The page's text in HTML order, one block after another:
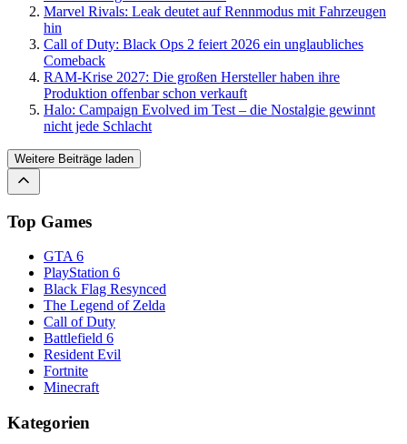
Marvel Rivals: Leak deutet auf Rennmodus mit Fahrzeugen
hin
Call of Duty: Black Ops 2 feiert 2026 ein unglaubliches
Comeback
RAM-Krise 2027: Die großen Hersteller haben ihre
Produktion offenbar schon verkauft
Halo: Campaign Evolved im Test – die Nostalgie gewinnt
nicht jede Schlacht
Weitere Beiträge laden
Top Games
GTA 6
PlayStation 6
Black Flag Resynced
The Legend of Zelda
Call of Duty
Battlefield 6
Resident Evil
Fortnite
Minecraft
Kategorien